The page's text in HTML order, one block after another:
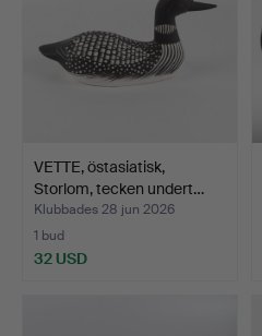
VETTE, östasiatisk,
Storlom, tecken undert…
Klubbades 28 jun 2026
1 bud
32 USD